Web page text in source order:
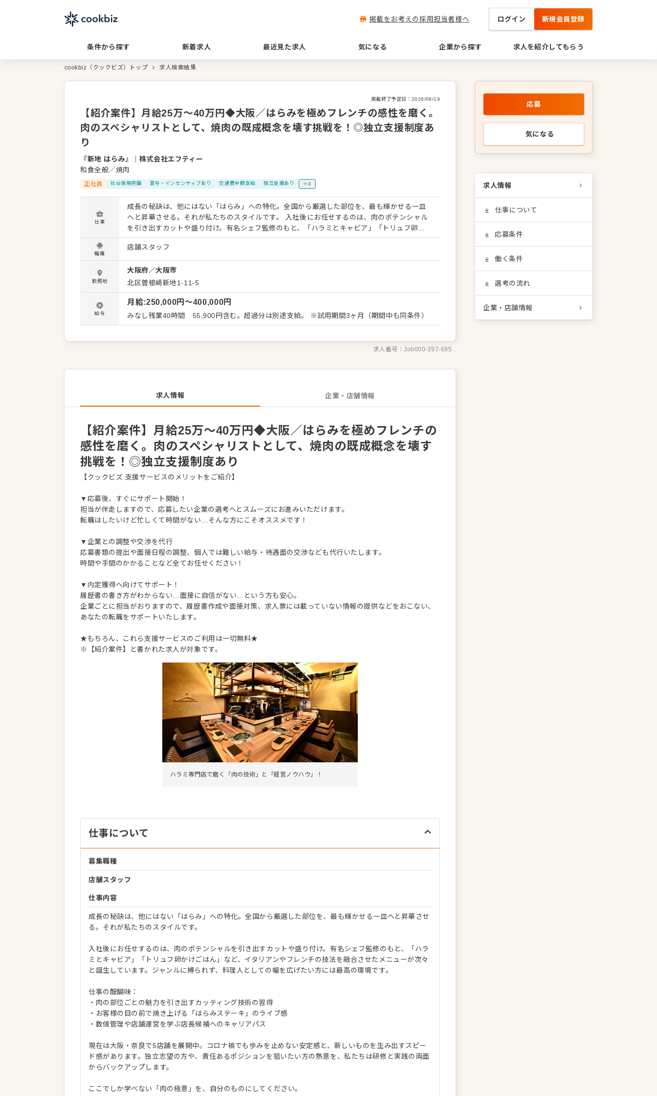
掲載をお考えの採用担当者様へ ログイン 新規会員登録
条件から探す 新着求人 最近見た求人 気になる 企業から探す 求人を紹介してもらう
cookbiz（クックビズ）トップ 求人検索結果
掲載終了予定日： 2026/08/19
【紹介案件】月給25万～40万円◆大阪／はらみを極めフレンチの感性を磨く。
肉のスペシャリストとして、焼肉の既成概念を壊す挑戦を！◎独立支援制度あ
り
『新地 はらみ』 ｜株式会社エフティー
和食全般／焼肉
正社員 社会保険完備 賞与・インセンティブあり 交通費全額支給 独立支援あり ＋4
仕事
成長の秘訣は、他にはない「はらみ」への特化。全国から厳選した部位を、最も輝かせる一皿
へと昇華させる。それが私たちのスタイルです。 入社後にお任せするのは、肉のポテンシャル
を引き出すカットや盛り付け。有名シェフ監修のもと、「ハラミとキャビア」「トリュフ卵か
けごはん」など、イタリアンやフレンチの技法を融合させたメニューが次々と誕生していま
す。ジャンルに縛られず、料理人としての幅を広げたい方には最高の環境です。 仕事の醍醐
味： ・肉の部位ごとの魅力を引き出すカッティング技術の習得 ・お客様の目の前で焼き上げる
「はらみステーキ」のライブ感 ・数値管理や店舗運営を学ぶ店長候補へのキャリアパス 現在は
大阪・奈良で5店舗を展開中。コロナ禍でも歩みを止めない安定感と、新しいものを生み出すス
ピード感があります。独立志望の方や、責任あるポジションを狙いたい方の熱意を、私たちは
研修と実践の両面からバックアップします。 ここでしか学べない「肉の極意」を、自分のもの
にしてください。
職種
店舗スタッフ
勤務地
大阪府／大阪市
北区曽根崎新地1-11-5
給与
月給:250,000円〜400,000円
みなし残業40時間 55,900円含む。超過分は別途支給。 ※試用期間3ヶ月（期間中も同条件）
求人番号：Job000-297-695
求人情報 企業・店舗情報
【紹介案件】月給25万～40万円◆大阪／はらみを極めフレンチの
感性を磨く。肉のスペシャリストとして、焼肉の既成概念を壊す
挑戦を！◎独立支援制度あり
【クックビズ 支援サービスのメリットをご紹介】
▼応募後、すぐにサポート開始！
担当が伴走しますので、応募したい企業の選考へとスムーズにお進みいただけます。
転職はしたいけど忙しくて時間がない…そんな方にこそオススメです！
▼企業との調整や交渉を代行
応募書類の提出や面接日程の調整、個人では難しい給与・待遇面の交渉なども代行いたします。
時間や手間のかかることなど全てお任せください！
▼内定獲得へ向けてサポート！
履歴書の書き方がわからない…面接に自信がない…という方も安心。
企業ごとに担当がおりますので、履歴書作成や面接対策、求人票には載っていない情報の提供などをおこない、
あなたの転職をサポートいたします。
★もちろん、これら支援サービスのご利用は一切無料★
※【紹介案件】と書かれた求人が対象です。
ハラミ専門店で磨く「肉の技術」と「経営ノウハウ」！
仕事について
募集職種
店舗スタッフ
仕事内容
成長の秘訣は、他にはない「はらみ」への特化。全国から厳選した部位を、最も輝かせる一皿へと昇華させ
る。それが私たちのスタイルです。
入社後にお任せするのは、肉のポテンシャルを引き出すカットや盛り付け。有名シェフ監修のもと、「ハラ
ミとキャビア」「トリュフ卵かけごはん」など、イタリアンやフレンチの技法を融合させたメニューが次々
と誕生しています。ジャンルに縛られず、料理人としての幅を広げたい方には最高の環境です。
仕事の醍醐味：
・肉の部位ごとの魅力を引き出すカッティング技術の習得
・お客様の目の前で焼き上げる「はらみステーキ」のライブ感
・数値管理や店舗運営を学ぶ店長候補へのキャリアパス
現在は大阪・奈良で5店舗を展開中。コロナ禍でも歩みを止めない安定感と、新しいものを生み出すスピー
ド感があります。独立志望の方や、責任あるポジションを狙いたい方の熱意を、私たちは研修と実践の両面
からバックアップします。
ここでしか学べない「肉の極意」を、自分のものにしてください。
応募
気になる
求人情報
仕事について
応募条件
働く条件
選考の流れ
企業・店舗情報